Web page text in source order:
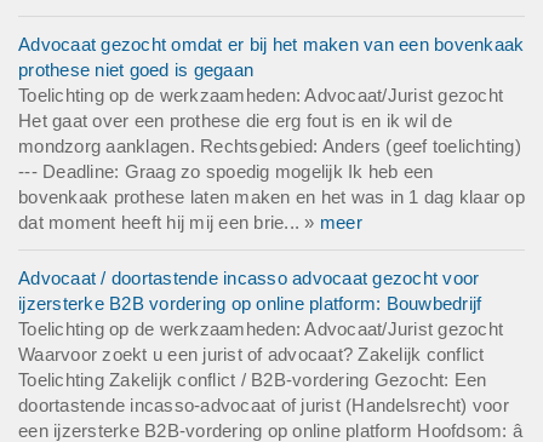
Advocaat gezocht omdat er bij het maken van een bovenkaak
prothese niet goed is gegaan
Toelichting op de werkzaamheden: Advocaat/Jurist gezocht
Het gaat over een prothese die erg fout is en ik wil de
mondzorg aanklagen. Rechtsgebied: Anders (geef toelichting)
--- Deadline: Graag zo spoedig mogelijk Ik heb een
bovenkaak prothese laten maken en het was in 1 dag klaar op
dat moment heeft hij mij een brie... » meer
Advocaat / doortastende incasso advocaat gezocht voor
ijzersterke B2B vordering op online platform: Bouwbedrijf
Toelichting op de werkzaamheden: Advocaat/Jurist gezocht
Waarvoor zoekt u een jurist of advocaat? Zakelijk conflict
Toelichting Zakelijk conflict / B2B-vordering Gezocht: Een
doortastende incasso-advocaat of jurist (Handelsrecht) voor
een ijzersterke B2B-vordering op online platform Hoofdsom: â